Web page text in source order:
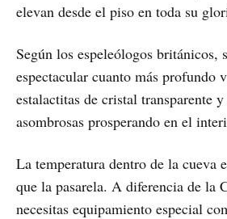
elevan desde el piso en toda su
Según los espeleólogos británicos,
espectacular cuanto más profundo
estalactitas de cristal transparente
asombrosas prosperando en el
La temperatura dentro de la cueva
que la pasarela. A diferencia de la
necesitas equipamiento especial